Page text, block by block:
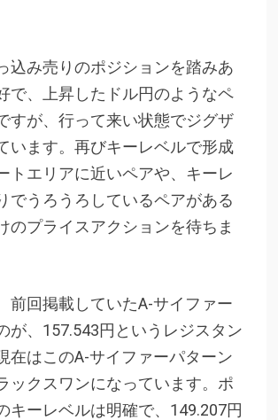
込み売りのポジションを踏みあ
で、上昇したドル円のようなペ
すが、行って来い状態でジグザ
います。再びキーレベルで形成
トエリアに近いペアや、キーレ
でうろうろしているペアがある
のプライスアクションを待ちま
前回掲載していたA-サイファー
が、157.543円というレジスタン
在はこのA-サイファーパターン
ックスワンになっています。ポ
キーレベルは明確で、149.207円